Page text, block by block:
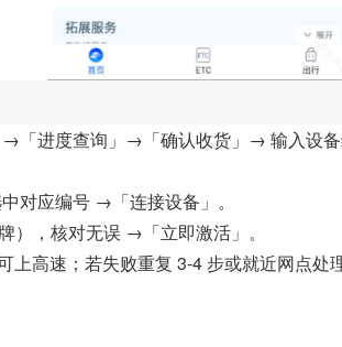
进度查询」→「确认收货」→ 输入设备
应编号 →「连接设备」。
，核对无误 →「立即激活」。
高速；若失败重复 3-4 步或就近网点处理